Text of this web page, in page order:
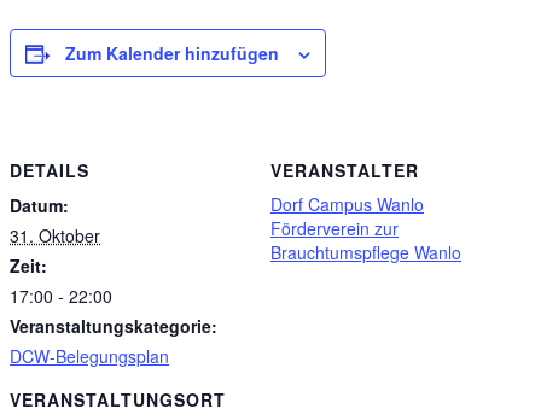
Zum Kalender hinzufügen
DETAILS
Datum:
31. Oktober
Zeit:
17:00 - 22:00
Veranstaltungskategorie:
DCW-Belegungsplan
VERANSTALTUNGSORT
VERANSTALTER
Dorf Campus Wanlo
Förderverein zur
Brauchtumspflege Wanlo